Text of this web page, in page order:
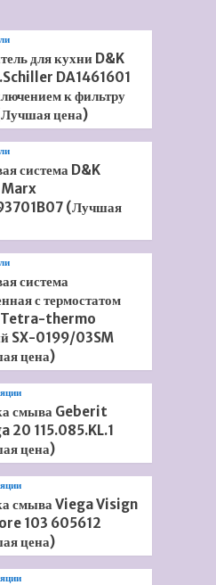
для кухни D&K
DA1461601
к фильтру
цена)
система D&K
Marx
(Лучшая
система
с термостатом
thermo
SX-0199/03SM
цена)
смыва Geberit
20 115.085.KL.1
цена)
смыва Viega Visign
103 605612
цена)